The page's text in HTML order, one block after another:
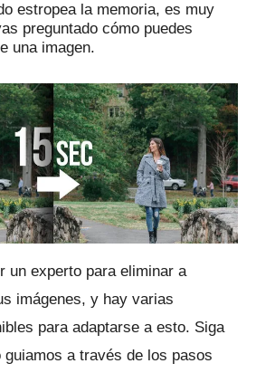
estropea la memoria, es muy
preguntado cómo puedes
una imagen.
un experto para eliminar a
imágenes, y hay varias
para adaptarse a esto. Siga
guiamos a través de los pasos